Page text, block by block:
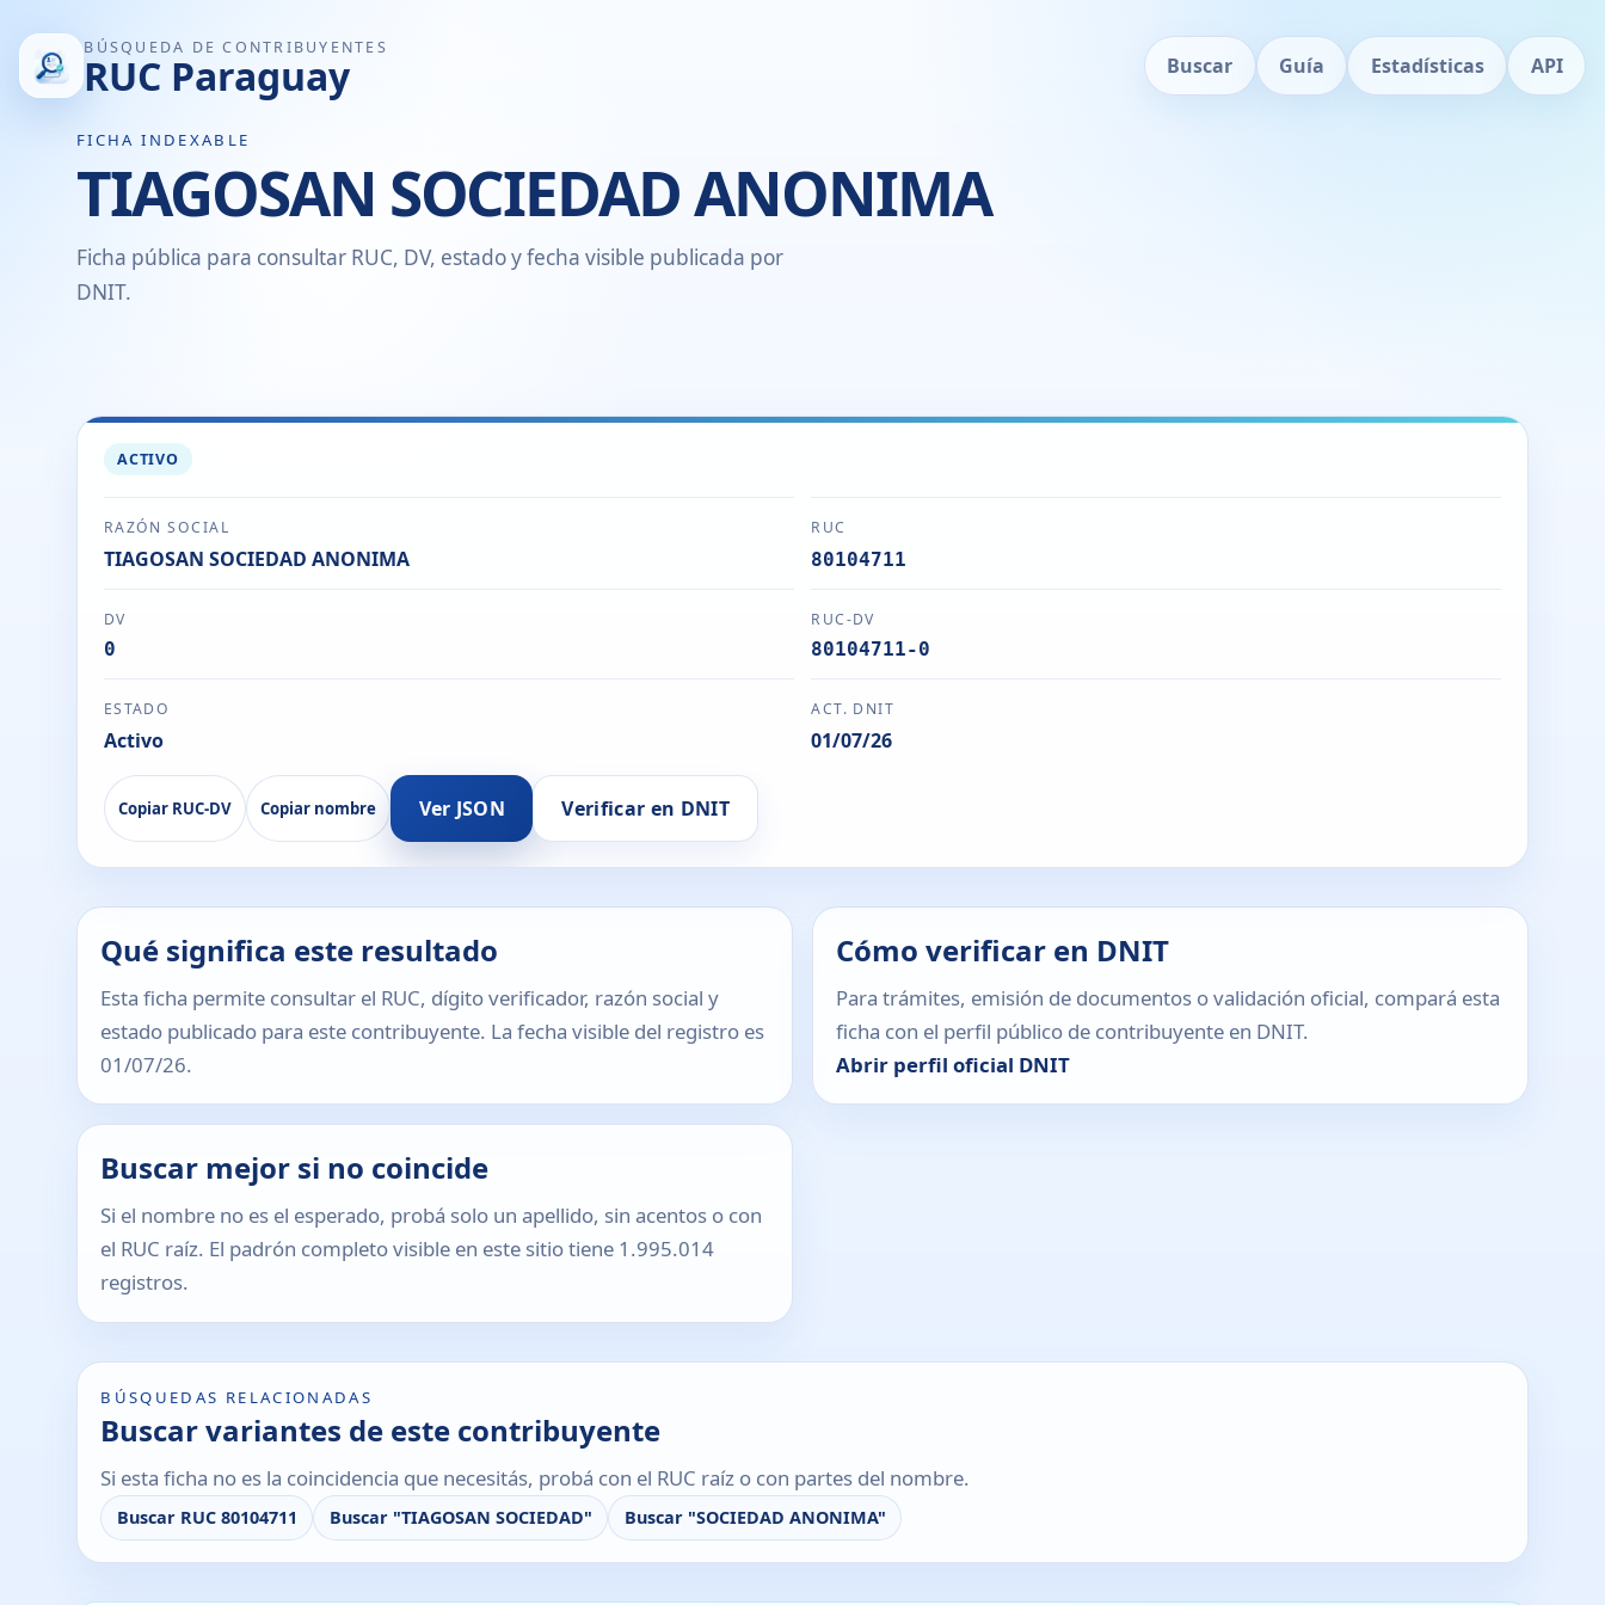
BÚSQUEDA DE CONTRIBUYENTES
RUC Paraguay Buscar Guía Estadísticas API
FICHA INDEXABLE
TIAGOSAN SOCIEDAD ANONIMA
Ficha pública para consultar RUC, DV, estado y fecha visible publicada por
DNIT.
ACTIVO
RAZÓN SOCIAL
TIAGOSAN SOCIEDAD ANONIMA
RUC
80104711
DV
0
RUC-DV
80104711-0
ESTADO
Activo
ACT. DNIT
01/07/26
Copiar RUC-DV Copiar nombre Ver JSON Verificar en DNIT
Qué significa este resultado
Esta ficha permite consultar el RUC, dígito verificador, razón social y
estado publicado para este contribuyente. La fecha visible del registro es
01/07/26.
Cómo verificar en DNIT
Para trámites, emisión de documentos o validación oficial, compará esta
ficha con el perfil público de contribuyente en DNIT.
Abrir perfil oficial DNIT
Buscar mejor si no coincide
Si el nombre no es el esperado, probá solo un apellido, sin acentos o con
el RUC raíz. El padrón completo visible en este sitio tiene 1.995.014
registros.
BÚSQUEDAS RELACIONADAS
Buscar variantes de este contribuyente
Si esta ficha no es la coincidencia que necesitás, probá con el RUC raíz o con partes del nombre.
Buscar RUC 80104711 Buscar "TIAGOSAN SOCIEDAD" Buscar "SOCIEDAD ANONIMA"